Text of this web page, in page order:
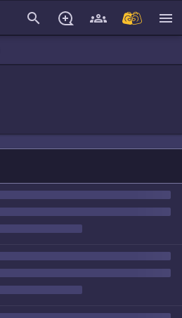
search menu